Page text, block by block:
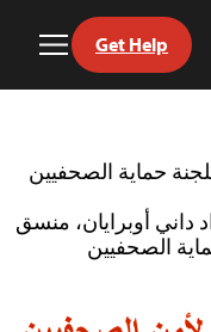
Get Help
حماية الصحفيين
داني أوبرايان، منسق
الصحفيين